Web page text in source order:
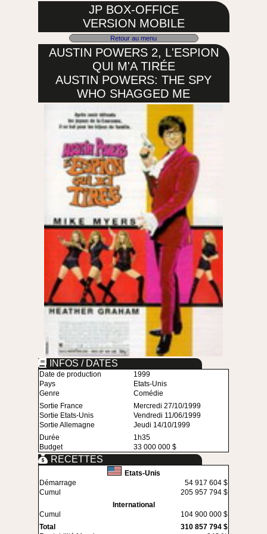
JP BOX-OFFICE
VERSION MOBILE
Retour au menu
AUSTIN POWERS 2, L'ESPION
QUI M'A TIRÉE
AUSTIN POWERS: THE SPY
WHO SHAGGED ME
INFOS / DATES
Date de production
1999
Pays
Etats-Unis
Genre
Comédie
Sortie France
Mercredi 27/10/1999
Sortie Etats-Unis
Vendredi 11/06/1999
Sortie Allemagne
Jeudi 14/10/1999
Durée
1h35
Budget
33 000 000 $
RECETTES
Etats-Unis
Démarrage
54 917 604 $
Cumul
205 957 794 $
International
Cumul
104 900 000 $
Total
310 857 794 $